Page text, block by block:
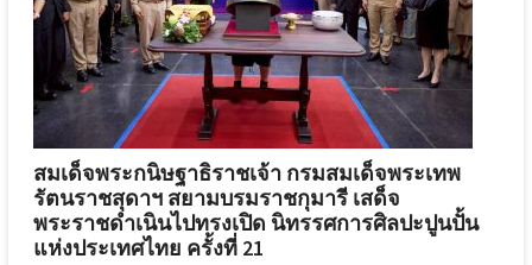
สมเด็จพระกนิษฐาธิราชเจ้า กรมสมเด็จพระเทพ
รัตนราชสุดาฯ สยามบรมราชกุมารี เสด็จ
พระราชดำเนินไปทรงเปิด นิทรรศการศิลปะปูนปั้น
แห่งประเทศไทย ครั้งที่ 21